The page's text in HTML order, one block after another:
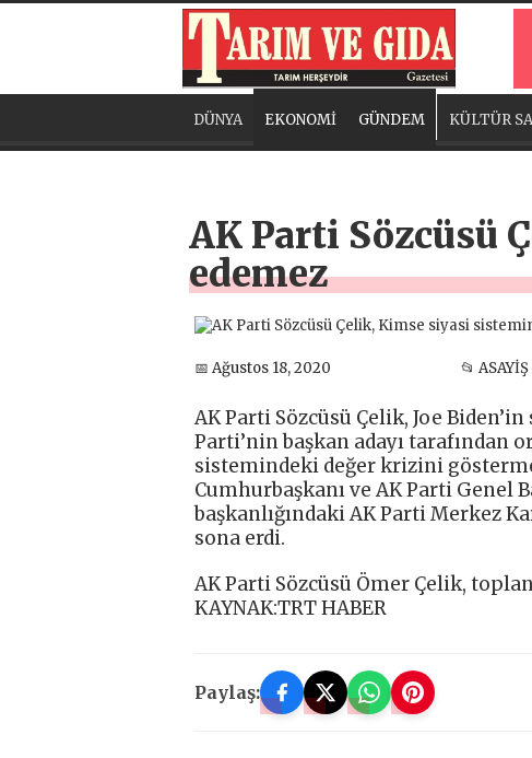
DÜNYA EKONOMİ GÜNDEM KÜLTÜR
AK Parti Sözcüsü
edemez
📅 Ağustos 18, 2020 📂 ASAYİŞ
AK Parti Sözcüsü Çelik, Joe
Parti’nin başkan adayı tarafından
sistemindeki değer krizini
Cumhurbaşkanı ve AK Parti Genel
başkanlığındaki AK Parti Merkez
sona erdi.
AK Parti Sözcüsü Ömer Çelik,
KAYNAK:TRT HABER
Paylaş: